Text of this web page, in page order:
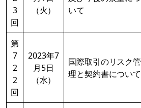
3
回
（火）
いて
第
7
2
2
回
2023年7
月5日
（水）
国際取引のリスク管
理と契約書について